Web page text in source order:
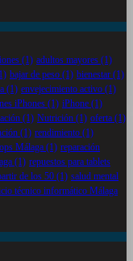
(1) adultos mayores (1)
bajar de peso (1) bienestar (1)
(1) envejecimiento activo (1)
iPhones (1) iPhone (1)
(1) Nutrición (1) oferta (1)
(1) rendimiento (1)
Málaga (1) reparación
(1) repuestos para tablets
de los 50 (1) salud mental
técnico informático Málaga